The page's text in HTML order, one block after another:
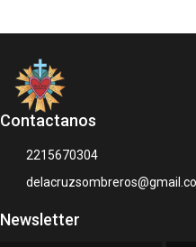
Contactanos
2215670304
Newsletter